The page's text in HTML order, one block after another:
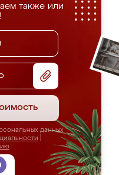
также или
данных